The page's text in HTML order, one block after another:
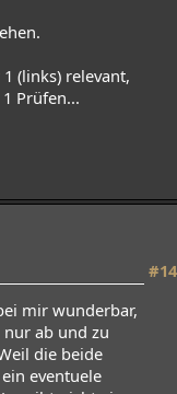
(links) relevant,
Prüfen...
#14
mir wunderbar,
nur ab und zu
die beide
eventuele